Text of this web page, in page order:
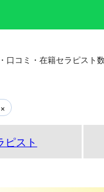
口コミ・在籍セラピスト
×
ピスト